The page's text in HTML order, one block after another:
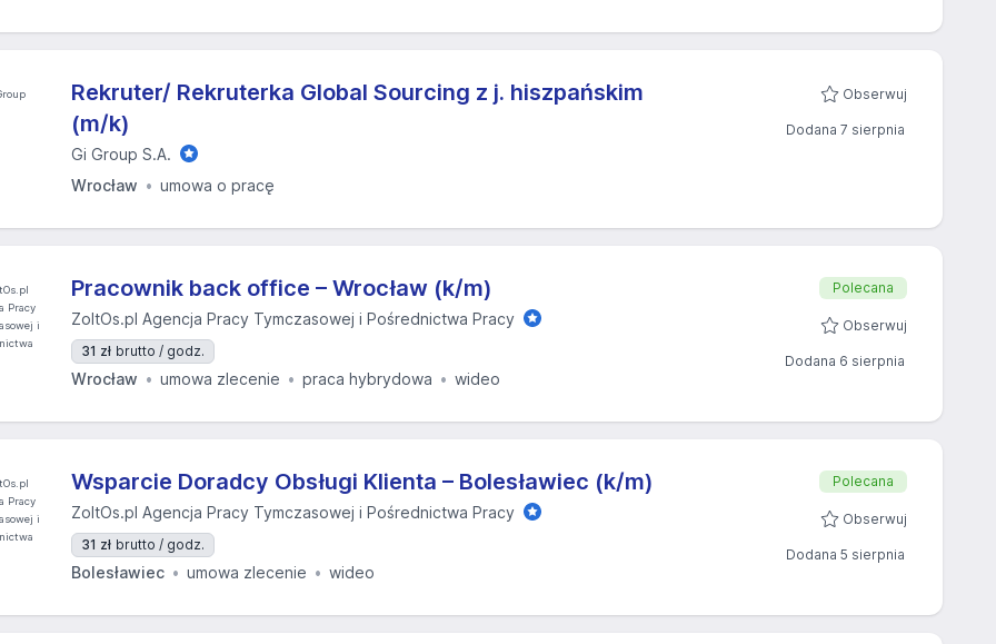
Rekruter/ Rekruterka Global Sourcing z j. hiszpańskim
(m/k)
Gi Group S.A.
Wrocław
umowa o pracę
Obserwuj
Dodana 7 sierpnia
Pracownik back office – Wrocław (k/m)
ZoltOs.pl Agencja Pracy Tymczasowej i Pośrednictwa Pracy
31 zł brutto / godz.
Wrocław umowa zlecenie praca hybrydowa wideo
Polecana
Obserwuj
Dodana 6 sierpnia
Wsparcie Doradcy Obsługi Klienta – Bolesławiec (k/m)
ZoltOs.pl Agencja Pracy Tymczasowej i Pośrednictwa Pracy
31 zł brutto / godz.
Bolesławiec umowa zlecenie wideo
Polecana
Obserwuj
Dodana 5 sierpnia